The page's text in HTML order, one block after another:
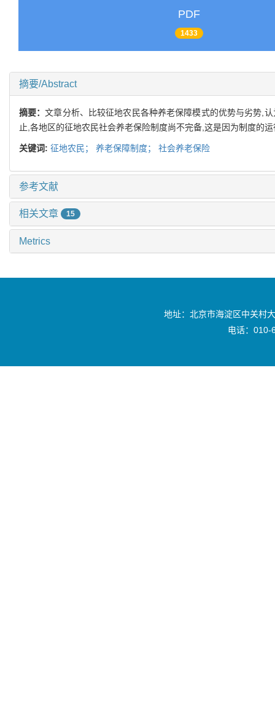
PDF
1433
摘要/Abstract
摘要：文章分析、比较征地农民各种养老保障模式的优势与劣势,
止,各地区的征地农民社会养老保险制度尚不完备,这是因为制度的
关键词: 征地农民； 养老保障制度； 社会养老保险
参考文献
相关文章 15
Metrics
地址：北京市海淀区中关村
电话：